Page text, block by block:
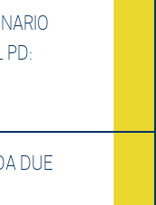
PD:
DUE